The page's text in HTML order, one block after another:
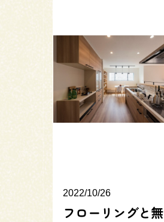
2022/10/26
フローリングと無